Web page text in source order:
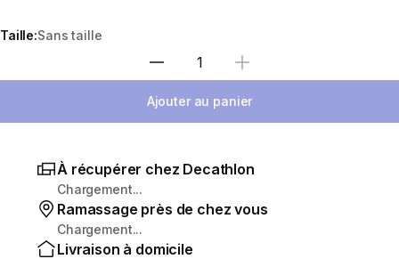
Taille:Sans taille
Sélectionnez la quantité
Ajouter au panier
À récupérer chez Decathlon
Chargement...
Ramassage près de chez vous
Chargement...
Livraison à domicile